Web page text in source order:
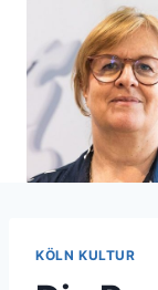
Inhalt
springen
KÖLN KULTUR